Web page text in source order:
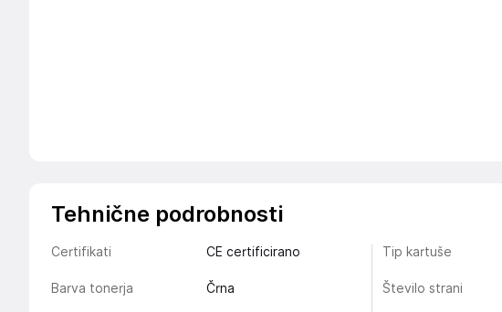
Tehnične podrobnosti
Certifikati CE certificirano Tip kartuše
Barva tonerja Črna Število strani